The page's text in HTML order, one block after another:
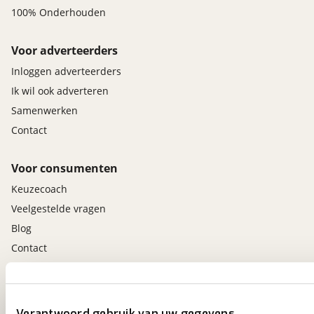
100% Onderhouden
Voor adverteerders
Inloggen adverteerders
Ik wil ook adverteren
Samenwerken
Contact
Voor consumenten
Keuzecoach
Veelgestelde vragen
Blog
Contact